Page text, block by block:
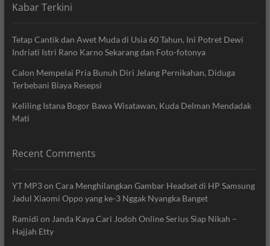
Kabar Terkini
Tetap Cantik dan Awet Muda di Usia 60 Tahun, Ini Potret Dewi
Indriati Istri Rano Karno Sekarang dan Foto-fotonya
Calon Mempelai Pria Bunuh Diri Jelang Pernikahan, Diduga
Terbebani Biaya Resepsi
Keliling Istana Bogor Bawa Wisatawan, Kuda Delman Mendadak
Mati
Recent Comments
YT MP3on Cara Menghilangkan Gambar Headset di HP Samsung
Jadul Xiaomi Oppo yang ke-3 Nggak Nyangka Banget
Ramidi on Janda Kaya Cari Jodoh Online Serius Siap Nikah –
Hajjah Etty